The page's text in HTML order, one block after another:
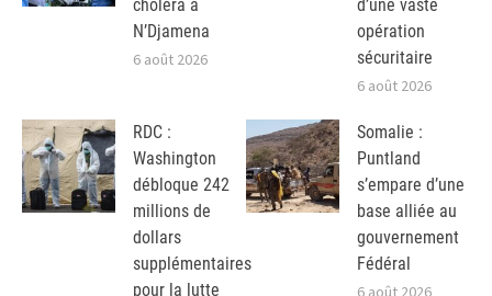
choléra à
N’Djamena
6 août 2026
d’une vaste
opération
sécuritaire
6 août 2026
RDC :
Washington
débloque 242
millions de
dollars
supplémentaires
pour la lutte
Somalie :
Puntland
s’empare d’une
base alliée au
gouvernement
Fédéral
6 août 2026